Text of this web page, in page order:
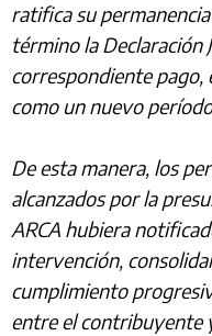
ratifica su
término la Declaración
correspondiente pago,
como un nuevo
De esta manera, los
alcanzados por la
ARCA hubiera
intervención,
cumplimiento
entre el contribuyente